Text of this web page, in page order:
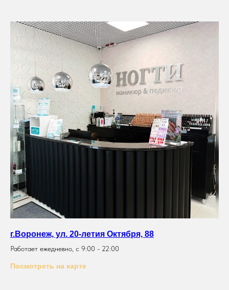
г.Воронеж, ул. 20-летия Октября, 88
Работает ежедневно, с 9:00 - 22:00
Посмотреть на карте